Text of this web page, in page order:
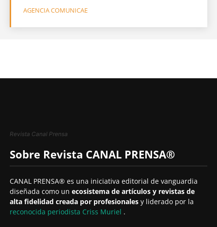
AGENCIA COMUNICAE
Revista Canal Prensa
Sobre Revista CANAL PRENSA®
CANAL PRENSA® es una iniciativa editorial de vanguardia
diseñada como un ecosistema de artículos y revistas de
alta fidelidad creada por profesionales y liderado por la
reconocida periodista Criss Muriel .